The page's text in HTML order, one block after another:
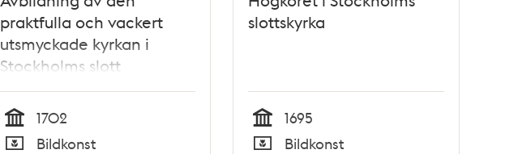
praktfulla och vackert
utsmyckade kyrkan i
Stockholms slott
Tid
1702
Bildkonst
slottskyrka
Tid
1695
Bildkonst